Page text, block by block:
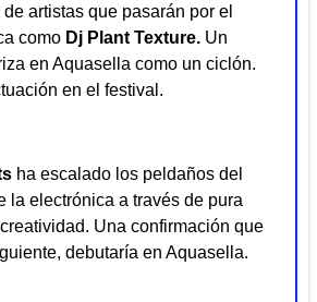
artistas que pasarán por el
como Dj Plant Texture. Un
en Aquasella como un ciclón.
en el festival.
ha escalado los peldaños del
la electrónica a través de pura
Una confirmación que
debutaría en Aquasella.